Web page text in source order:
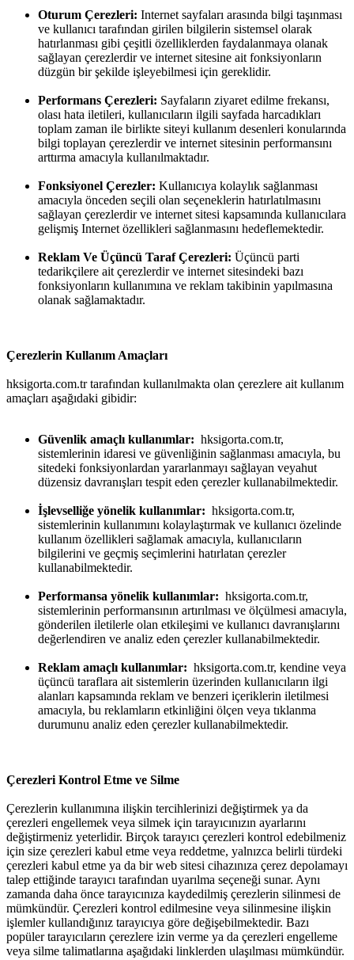
Oturum Çerezleri: Internet sayfaları arasında bilgi taşınması
ve kullanıcı tarafından girilen bilgilerin sistemsel olarak
hatırlanması gibi çeşitli özelliklerden faydalanmaya olanak
sağlayan çerezlerdir ve internet sitesine ait fonksiyonların
düzgün bir şekilde işleyebilmesi için gereklidir.
Performans Çerezleri: Sayfaların ziyaret edilme frekansı,
olası hata iletileri, kullanıcıların ilgili sayfada harcadıkları
toplam zaman ile birlikte siteyi kullanım desenleri konularında
bilgi toplayan çerezlerdir ve internet sitesinin performansını
arttırma amacıyla kullanılmaktadır.
Fonksiyonel Çerezler: Kullanıcıya kolaylık sağlanması
amacıyla önceden seçili olan seçeneklerin hatırlatılmasını
sağlayan çerezlerdir ve internet sitesi kapsamında kullanıcılara
gelişmiş Internet özellikleri sağlanmasını hedeflemektedir.
Reklam Ve Üçüncü Taraf Çerezleri: Üçüncü parti
tedarikçilere ait çerezlerdir ve internet sitesindeki bazı
fonksiyonların kullanımına ve reklam takibinin yapılmasına
olanak sağlamaktadır.
Çerezlerin Kullanım Amaçları
hksigorta.com.tr tarafından kullanılmakta olan çerezlere ait kullanım
amaçları aşağıdaki gibidir:
Güvenlik amaçlı kullanımlar: hksigorta.com.tr,
sistemlerinin idaresi ve güvenliğinin sağlanması amacıyla, bu
sitedeki fonksiyonlardan yararlanmayı sağlayan veyahut
düzensiz davranışları tespit eden çerezler kullanabilmektedir.
İşlevselliğe yönelik kullanımlar: hksigorta.com.tr,
sistemlerinin kullanımını kolaylaştırmak ve kullanıcı özelinde
kullanım özellikleri sağlamak amacıyla, kullanıcıların
bilgilerini ve geçmiş seçimlerini hatırlatan çerezler
kullanabilmektedir.
Performansa yönelik kullanımlar: hksigorta.com.tr,
sistemlerinin performansının artırılması ve ölçülmesi amacıyla,
gönderilen iletilerle olan etkileşimi ve kullanıcı davranışlarını
değerlendiren ve analiz eden çerezler kullanabilmektedir.
Reklam amaçlı kullanımlar: hksigorta.com.tr, kendine veya
üçüncü taraflara ait sistemlerin üzerinden kullanıcıların ilgi
alanları kapsamında reklam ve benzeri içeriklerin iletilmesi
amacıyla, bu reklamların etkinliğini ölçen veya tıklanma
durumunu analiz eden çerezler kullanabilmektedir.
Çerezleri Kontrol Etme ve Silme
Çerezlerin kullanımına ilişkin tercihlerinizi değiştirmek ya da
çerezleri engellemek veya silmek için tarayıcınızın ayarlarını
değiştirmeniz yeterlidir. Birçok tarayıcı çerezleri kontrol edebilmeniz
için size çerezleri kabul etme veya reddetme, yalnızca belirli türdeki
çerezleri kabul etme ya da bir web sitesi cihazınıza çerez depolamayı
talep ettiğinde tarayıcı tarafından uyarılma seçeneği sunar. Aynı
zamanda daha önce tarayıcınıza kaydedilmiş çerezlerin silinmesi de
mümkündür. Çerezleri kontrol edilmesine veya silinmesine ilişkin
işlemler kullandığınız tarayıcıya göre değişebilmektedir. Bazı
popüler tarayıcıların çerezlere izin verme ya da çerezleri engelleme
veya silme talimatlarına aşağıdaki linklerden ulaşılması mümkündür.